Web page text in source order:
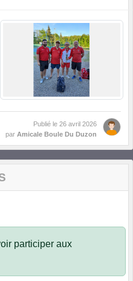
Publié le 26 avril 2026
par Amicale Boule Du Duzon
participer aux